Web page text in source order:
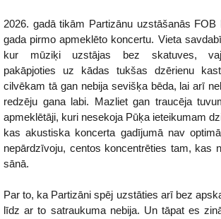
2026. gadā tikām Partizānu uzstāšanās
gada pirmo apmeklēto koncertu. Vieta
kur mūziķi uzstājas bez skatuves,
pakāpjoties uz kādas tukšas dzērienu
cilvēkam tā gan nebija sevišķa bēda, lai arī
redzēju gana labi. Mazliet gan traucēja
apmeklētāji, kuri nesekoja Pūķa ieteikumam
kas akustiska koncerta gadījumā nav
nepārdzīvoju, centos koncentrēties tam, kas
sānā.
Par to, ka Partizāni spēj uzstāties arī bez
līdz ar to satraukuma nebija. Un tāpat es